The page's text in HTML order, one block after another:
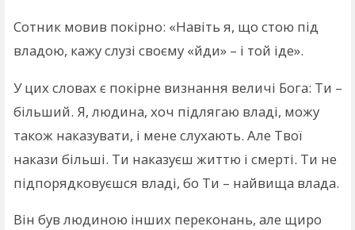
Сотник мовив покірно: «Навіть я, що стою під
владою, кажу слузі своєму «йди» – і той іде».
У цих словах є покірне визнання величі Бога: Ти –
більший. Я, людина, хоч підлягаю владі, можу
також наказувати, і мене слухають. Але Твої
накази більші. Ти наказуєш життю і смерті. Ти не
підпорядковуєшся владі, бо Ти – найвища влада.
Він був людиною інших переконань, але щиро